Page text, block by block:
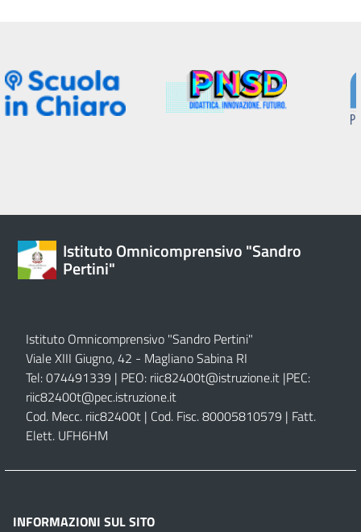
Istituto Omnicomprensivo "Sandro
Pertini"
Istituto Omnicomprensivo "Sandro Pertini"
Viale XIII Giugno, 42 - Magliano Sabina RI
Tel: 074491339 | PEO: riic82400t@istruzione.it |PEC:
riic82400t@pec.istruzione.it
Cod. Mecc. riic82400t | Cod. Fisc. 80005810579 | Fatt.
Elett. UFH6HM
INFORMAZIONI SUL SITO